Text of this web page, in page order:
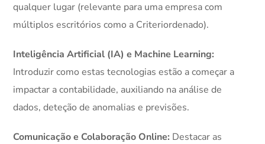
qualquer lugar (relevante para uma empresa com
múltiplos escritórios como a Criteriordenado).
Inteligência Artificial (IA) e Machine Learning:
Introduzir como estas tecnologias estão a começar a
impactar a contabilidade, auxiliando na análise de
dados, deteção de anomalias e previsões.
Comunicação e Colaboração Online: Destacar as